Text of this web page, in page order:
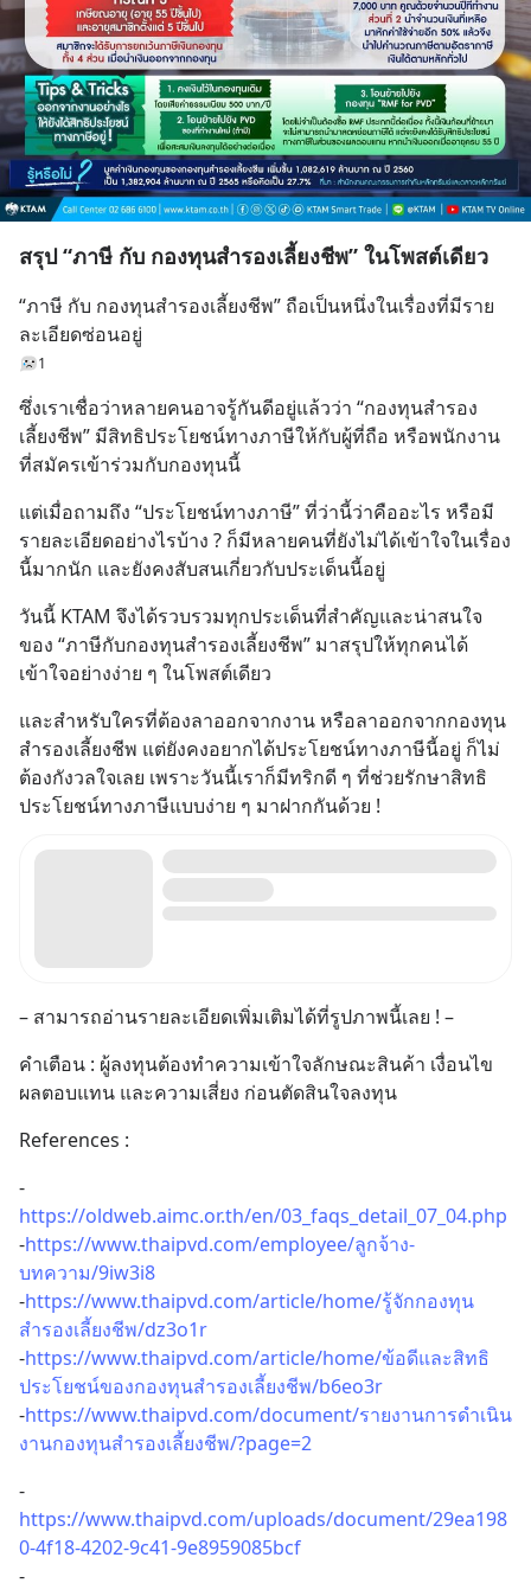
สรุป “ภาษี กับ กองทุนสำรองเลี้ยงชีพ” ในโพสต์เดียว
“ภาษี กับ กองทุนสำรองเลี้ยงชีพ” ถือเป็นหนึ่งในเรื่องที่มีราย
ละเอียดซ่อนอยู่
1
ซึ่งเราเชื่อว่าหลายคนอาจรู้กันดีอยู่แล้วว่า “กองทุนสำรอง
เลี้ยงชีพ” มีสิทธิประโยชน์ทางภาษีให้กับผู้ที่ถือ หรือพนักงาน
ที่สมัครเข้าร่วมกับกองทุนนี้
แต่เมื่อถามถึง “ประโยชน์ทางภาษี” ที่ว่านี้ว่าคืออะไร หรือมี
รายละเอียดอย่างไรบ้าง ? ก็มีหลายคนที่ยังไม่ได้เข้าใจในเรื่อง
นี้มากนัก และยังคงสับสนเกี่ยวกับประเด็นนี้อยู่
วันนี้ KTAM จึงได้รวบรวมทุกประเด็นที่สำคัญและน่าสนใจ
ของ “ภาษีกับกองทุนสำรองเลี้ยงชีพ” มาสรุปให้ทุกคนได้
เข้าใจอย่างง่าย ๆ ในโพสต์เดียว
และสำหรับใครที่ต้องลาออกจากงาน หรือลาออกจากกองทุน
สำรองเลี้ยงชีพ แต่ยังคงอยากได้ประโยชน์ทางภาษีนี้อยู่ ก็ไม่
ต้องกังวลใจเลย เพราะวันนี้เราก็มีทริกดี ๆ ที่ช่วยรักษาสิทธิ
ประโยชน์ทางภาษีแบบง่าย ๆ มาฝากกันด้วย !
– สามารถอ่านรายละเอียดเพิ่มเติมได้ที่รูปภาพนี้เลย ! –
คำเตือน : ผู้ลงทุนต้องทำความเข้าใจลักษณะสินค้า เงื่อนไข
ผลตอบแทน และความเสี่ยง ก่อนตัดสินใจลงทุน
References :
-
https://oldweb.aimc.or.th/en/03_faqs_detail_07_04.php
-https://www.thaipvd.com/employee/ลูกจ้าง-
บทความ/9iw3i8
-https://www.thaipvd.com/article/home/รู้จักกองทุน
สำรองเลี้ยงชีพ/dz3o1r
-https://www.thaipvd.com/article/home/ข้อดีและสิทธิ
ประโยชน์ของกองทุนสำรองเลี้ยงชีพ/b6eo3r
-https://www.thaipvd.com/document/รายงานการดำเนิน
งานกองทุนสำรองเลี้ยงชีพ/?page=2
-
https://www.thaipvd.com/uploads/document/29ea198
0-4f18-4202-9c41-9e8959085bcf
-